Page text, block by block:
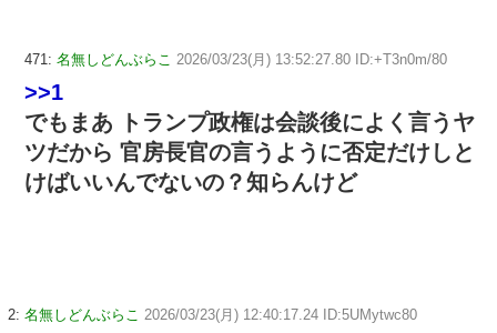
471: 名無しどんぶらこ 2026/03/23(月) 13:52:27.80 ID:+T3n0m/80
>>1
でもまあ トランプ政権は会談後によく言うヤ
ツだから 官房長官の言うように否定だけしと
けばいいんでないの？知らんけど
2: 名無しどんぶらこ 2026/03/23(月) 12:40:17.24 ID:5UMytwc80